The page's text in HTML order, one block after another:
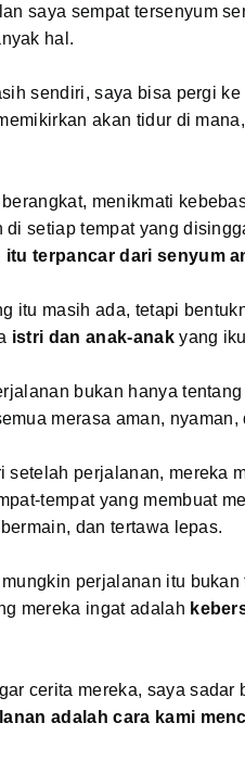
saya sempat tersenyum
hal.
sendiri, saya bisa pergi
akan tidur di
menikmati
di setiap tempat yang
itu terpancar dari senyum
itu masih ada, tetapi
istri dan anak-anakyang
bukan hanya
merasa aman, nyaman,
setelah perjalanan, mereka
tempat yang membuat
dan tertawa lepas.
perjalanan itu
mereka ingat adalah
cerita mereka, saya
adalah cara kami